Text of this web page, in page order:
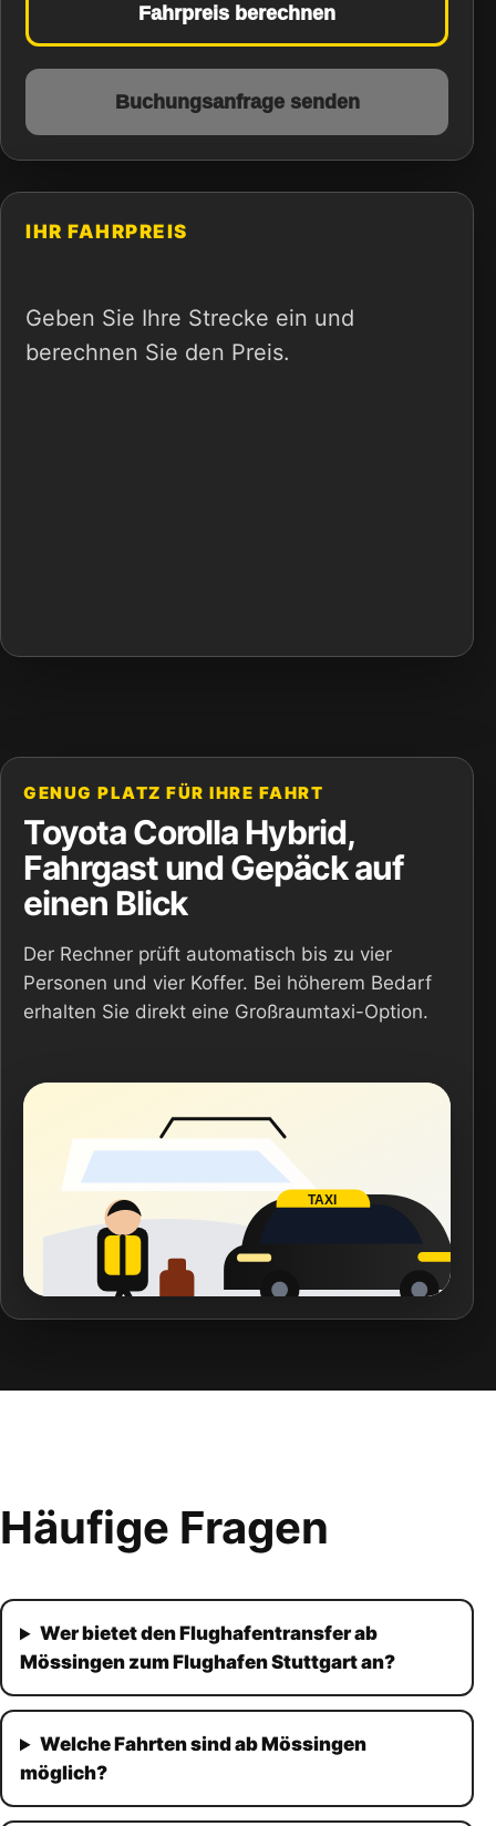
Fahrpreis berechnen
Buchungsanfrage senden
IHR FAHRPREIS
Geben Sie Ihre Strecke ein und
berechnen Sie den Preis.
GENUG PLATZ FÜR IHRE FAHRT
Toyota Corolla Hybrid,
Fahrgast und Gepäck auf
einen Blick
Der Rechner prüft automatisch bis zu vier
Personen und vier Koffer. Bei höherem Bedarf
erhalten Sie direkt eine Großraumtaxi-Option.
TAXI
Häufige Fragen
Wer bietet den Flughafentransfer ab
Mössingen zum Flughafen Stuttgart an?
Welche Fahrten sind ab Mössingen
möglich?